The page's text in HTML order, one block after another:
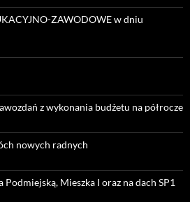
ZAWODOWE w dniu
z wykonania budżetu na półrocze
nowych radnych
Mieszka I oraz na dach SP1